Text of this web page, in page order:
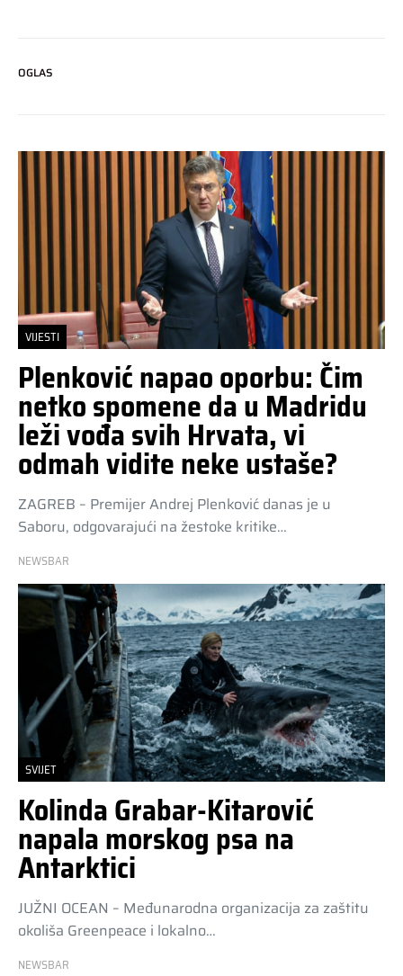
OGLAS
VIJESTI
Plenković napao oporbu: Čim
netko spomene da u Madridu
leži vođa svih Hrvata, vi
odmah vidite neke ustaše?
ZAGREB – Premijer Andrej Plenković danas je u
Saboru, odgovarajući na žestoke kritike…
NEWSBAR
SVIJET
Kolinda Grabar-Kitarović
napala morskog psa na
Antarktici
JUŽNI OCEAN – Međunarodna organizacija za zaštitu
okoliša Greenpeace i lokalno…
NEWSBAR